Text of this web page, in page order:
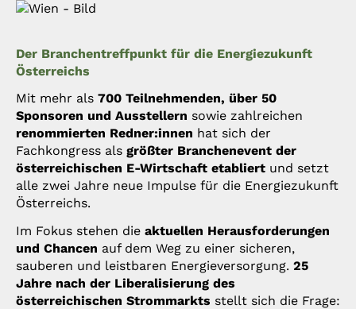
Der Branchentreffpunkt für die Energiezukunft
Österreichs
Mit mehr als 700 Teilnehmenden, über 50
Sponsoren und Ausstellern sowie zahlreichen
renommierten Redner:innen hat sich der
Fachkongress als größter Branchenevent der
österreichischen E-Wirtschaft etabliert und setzt
alle zwei Jahre neue Impulse für die Energiezukunft
Österreichs.
Im Fokus stehen die aktuellen Herausforderungen
und Chancen auf dem Weg zu einer sicheren,
sauberen und leistbaren Energieversorgung. 25
Jahre nach der Liberalisierung des
österreichischen Strommarkts stellt sich die Frage: